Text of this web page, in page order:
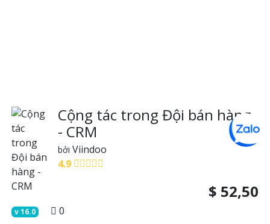
Cộng tác trong Đội bán hàng
- CRM
bởi Viindoo
4.9
$ 52,50
v16.0 0